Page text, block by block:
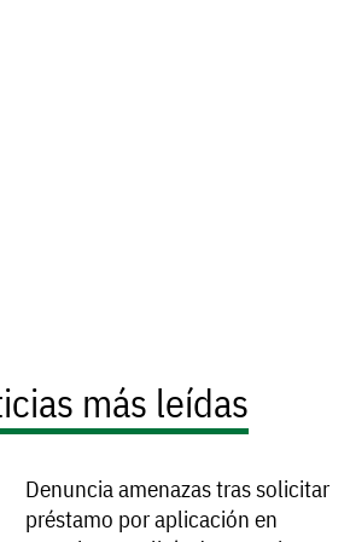
más leídas
Denuncia amenazas tras solicitar
préstamo por aplicación en